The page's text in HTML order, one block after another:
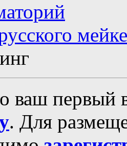
ваш первый
. Для